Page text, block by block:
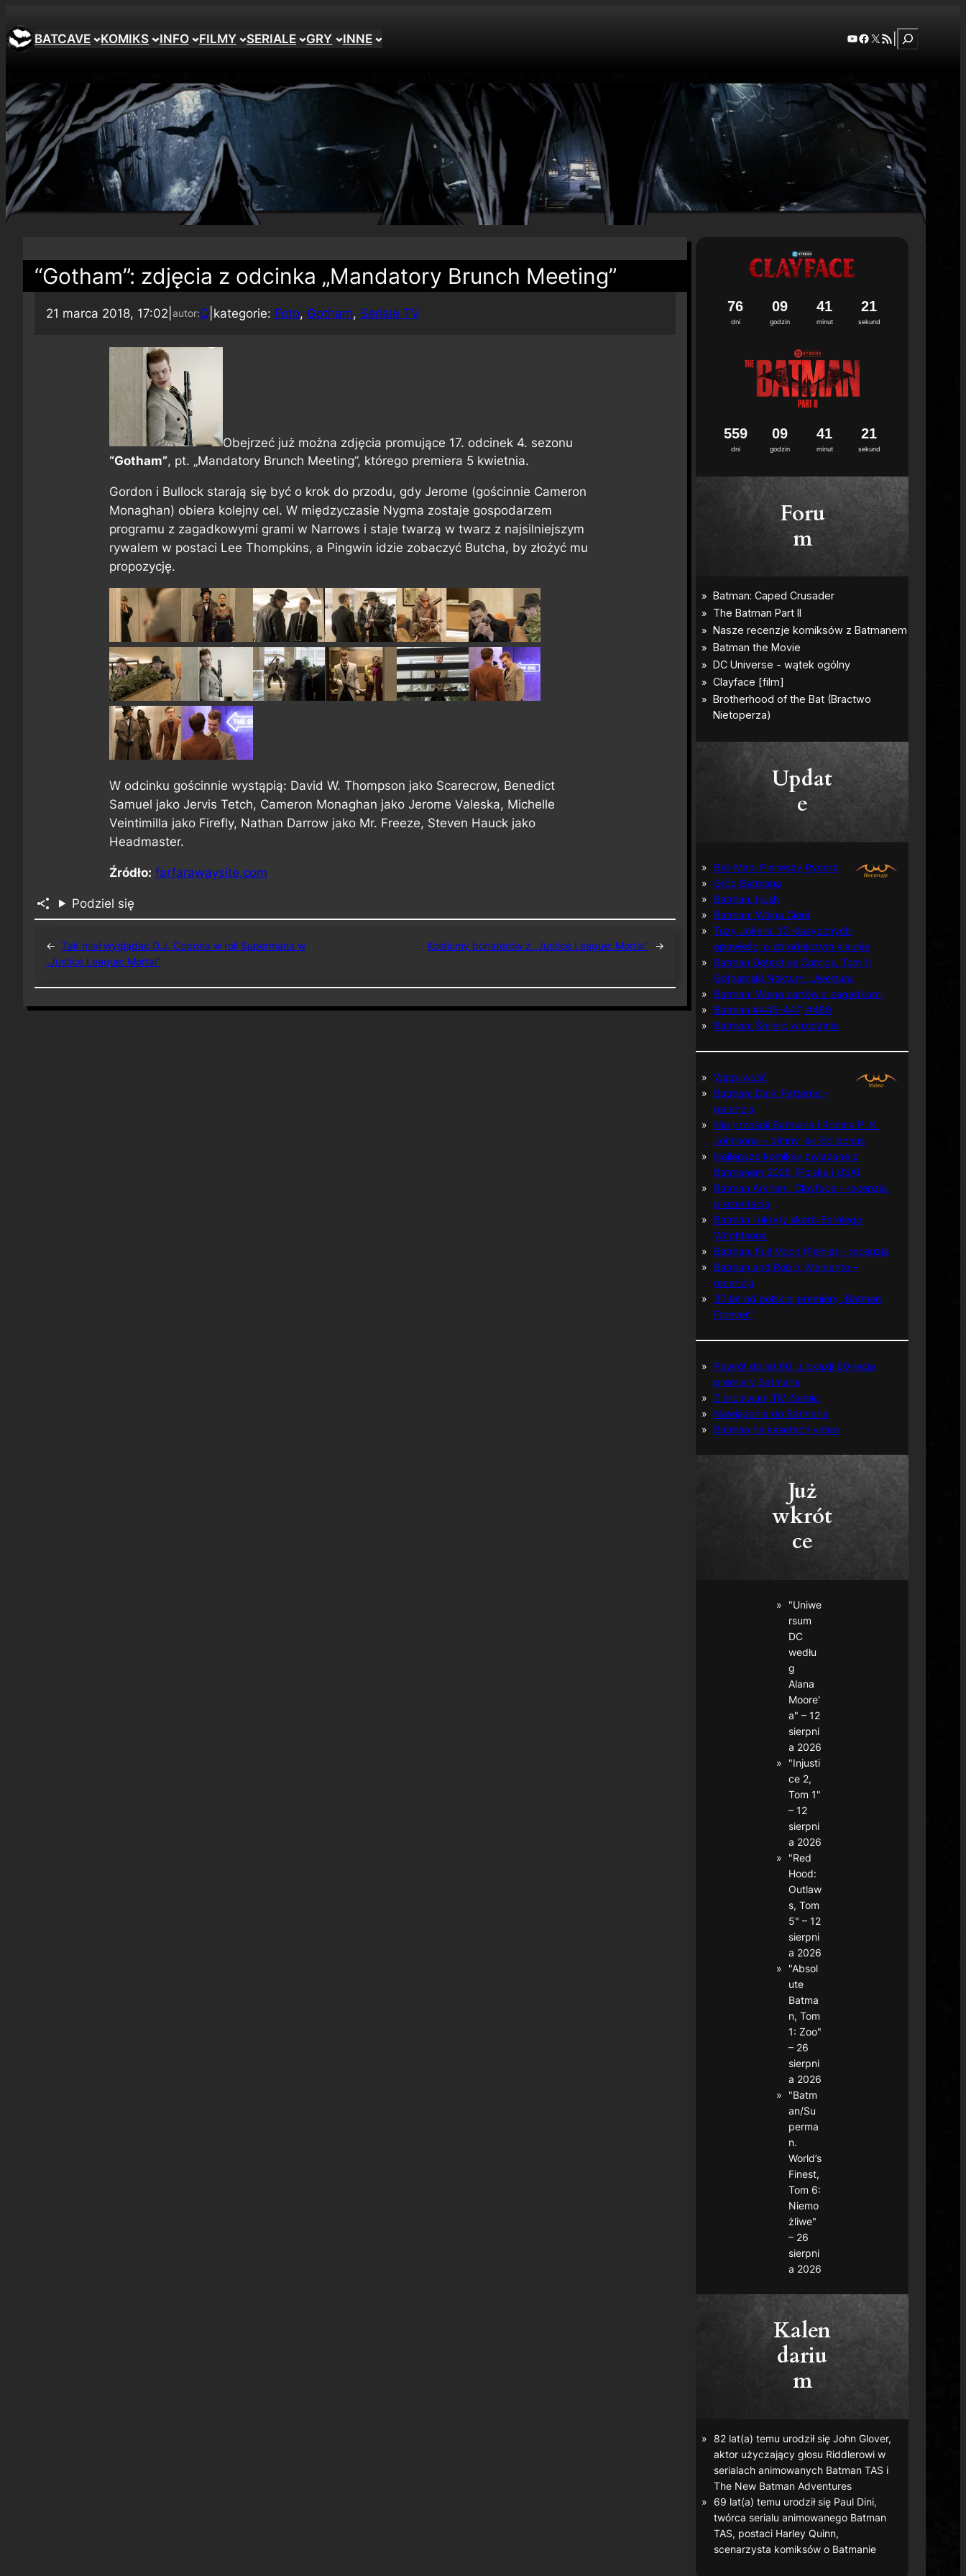
BATCAVE KOMIKS INFO FILMY SERIALE GRY INNE YouTube
Facebook
X RSS FeedSzukaj
“Gotham”: zdjęcia z odcinka „Mandatory Brunch Meeting”
21 marca 2018, 17:02 autor:Q kategorie: Foto, Gotham, Seriale TV
Obejrzeć już można zdjęcia promujące 17. odcinek 4. sezonu
“Gotham”, pt. „Mandatory Brunch Meeting”, którego premiera 5 kwietnia.
Gordon i Bullock starają się być o krok do przodu, gdy Jerome (gościnnie Cameron
Monaghan) obiera kolejny cel. W międzyczasie Nygma zostaje gospodarzem
programu z zagadkowymi grami w Narrows i staje twarzą w twarz z najsilniejszym
rywalem w postaci Lee Thompkins, a Pingwin idzie zobaczyć Butcha, by złożyć mu
propozycję.
W odcinku gościnnie wystąpią: David W. Thompson jako Scarecrow, Benedict
Samuel jako Jervis Tetch, Cameron Monaghan jako Jerome Valeska, Michelle
Veintimilla jako Firefly, Nathan Darrow jako Mr. Freeze, Steven Hauck jako
Headmaster.
Źródło: farfarawaysite.com
Podziel się
← Tak miał wyglądać D.J. Cotrona w roli Supermana w
„Justice League: Mortal”
Kostiumy bohaterów z „Justice League: Mortal” →
dni
76
godzin
09
minut
41
sekund
20
dni
559
godzin
09
minut
41
sekund
20
Foru
m
Updat
e
Bat-Man: Pierwszy Rycerz
Grób Batmana
Batman: Hush
Batman: Wojna Cieni
Tuzy Jokera: 13 klasycznych
opowieści o zbrodniczym klaunie
Batman Detective Comics, Tom 1:
Gothamski Nokturn: Uwertura
Batman: Wojna żartów z zagadkami
Batman #445-447, #480
Batman: Śmierć w rodzinie
Wątpliwość
Batman: Dark Patterns –
recenzja
Nie prześpij Batmana i Robina P. K.
Johnsona + zimny jak lód bonus
Najlepsze komiksy związane z
Batmanem 2025 (Polska i USA)
Batman Arkham: Clayface – recenzja,
prezentacja
Batman i ukryty skarb Berniego
Wrightsona
Batman: Full Moon (Pełnia) – recenzja
Batman and Robin: Memento –
recenzja
30 lat od polskiej premiery „Batman
Forever”
Powrót do lat 60. z okazji 60-lecia
premiery Batmana
Z archiwum TM-Semic
Nawiązania do Batmana
Batman na kasetach video
Już
wkrót
ce
"Uniwe
rsum
DC
wedłu
g
Alana
Moore'
a" – 12
sierpni
a 2026
"Injusti
ce 2,
Tom 1"
– 12
sierpni
a 2026
"Red
Hood:
Outlaw
s, Tom
5" – 12
sierpni
a 2026
"Absol
ute
Batma
n, Tom
1: Zoo"
– 26
sierpni
a 2026
"Batm
an/Su
perma
n.
World’s
Finest,
Tom 6:
Niemo
żliwe"
– 26
sierpni
a 2026
Kalen
dariu
m
82 lat(a) temu urodził się John Glover,
aktor użyczający głosu Riddlerowi w
serialach animowanych Batman TAS i
The New Batman Adventures
69 lat(a) temu urodził się Paul Dini,
twórca serialu animowanego Batman
TAS, postaci Harley Quinn,
scenarzysta komiksów o Batmanie